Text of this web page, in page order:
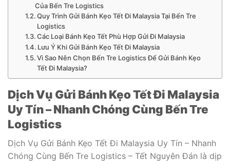
Của Bến Tre Logistics
Quy Trình Gửi Bánh Kẹo Tết Đi Malaysia Tại Bến Tre
Logistics
Các Loại Bánh Kẹo Tết Phù Hợp Gửi Đi Malaysia
Lưu Ý Khi Gửi Bánh Kẹo Tết Đi Malaysia
Vì Sao Nên Chọn Bến Tre Logistics Để Gửi Bánh Kẹo
Tết Đi Malaysia?
Dịch Vụ Gửi Bánh Kẹo Tết Đi Malaysia
Uy Tín – Nhanh Chóng Cùng Bến Tre
Logistics
Dịch Vụ Gửi Bánh Kẹo Tết Đi Malaysia Uy Tín – Nhanh
Chóng Cùng Bến Tre Logistics – Tết Nguyên Đán là dịp